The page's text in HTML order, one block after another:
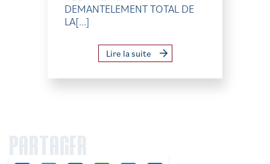
DEMANTELEMENT TOTAL DE
LA[...]
Lire la suite
PARTAGER